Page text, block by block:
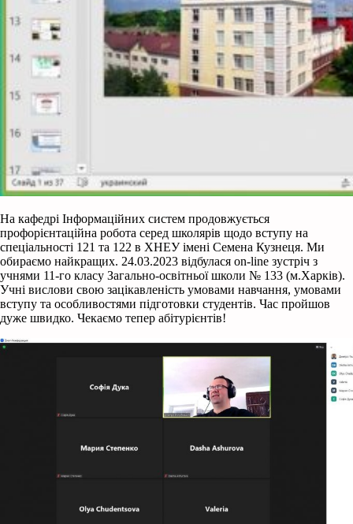
На кафедрі Інформаційних систем продовжується
профорієнтаційна робота серед школярів щодо вступу на
спеціальності 121 та 122 в ХНЕУ імені Семена Кузнеця. Ми
обираємо найкращих. 24.03.2023 відбулася on-line зустріч з
учнями 11-го класу Загально-освітньої школи № 133 (м.Харків).
Учні вислови свою зацікавленість умовами навчання, умовами
вступу та особливостями підготовки студентів. Час пройшов
дуже швидко. Чекаємо тепер абітурієнтів!